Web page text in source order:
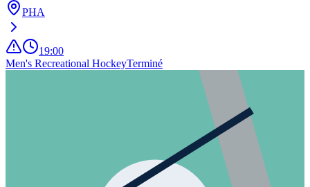
PHA
19:00
Men's Recreational HockeyTerminé